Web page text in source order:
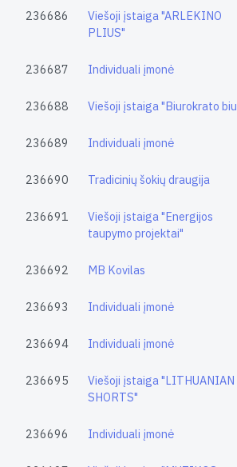
236686
Viešoji įstaiga "ARLEKINO
PLIUS"
236687 Individuali įmonė
236688 Viešoji įstaiga "Biurokrato
236689 Individuali įmonė
236690 Tradicinių šokių draugija
236691
Viešoji įstaiga "Energijos
taupymo projektai"
236692 MB Kovilas
236693 Individuali įmonė
236694 Individuali įmonė
236695
Viešoji įstaiga "LITHUANIAN
SHORTS"
236696 Individuali įmonė